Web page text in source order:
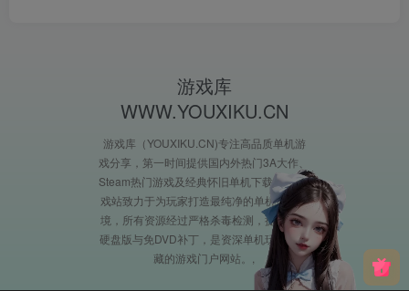
游戏库
WWW.YOUXIKU.CN
游戏库（YOUXIKU.CN)专注高品质单机游
戏分享，第一时间提供国内外热门3A大作、
Steam热门游戏及经典怀旧单机下载。XX游
戏站致力于为玩家打造最纯净的单机游戏环
境，所有资源经过严格杀毒检测，提供完整
硬盘版与免DVD补丁，是资深单机玩家必收
藏的游戏门户网站。